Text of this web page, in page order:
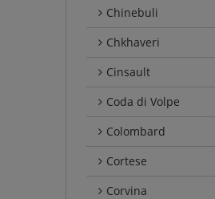
Chinebuli
Chkhaveri
Cinsault
Coda di Volpe
Colombard
Cortese
Corvina